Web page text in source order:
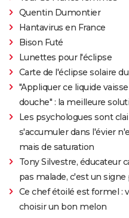
Quentin Dumontier
Hantavirus en France
Bison Futé
Lunettes pour l'éclipse
Carte de l'éclipse solaire
"Appliquer ce liquide
douche" : la meilleure
Les psychologues sont
s'accumuler dans l'évier
mais de saturation
Tony Silvestre, éducateur
pas malade, c'est un
Ce chef étoilé est formel :
choisir un bon melon